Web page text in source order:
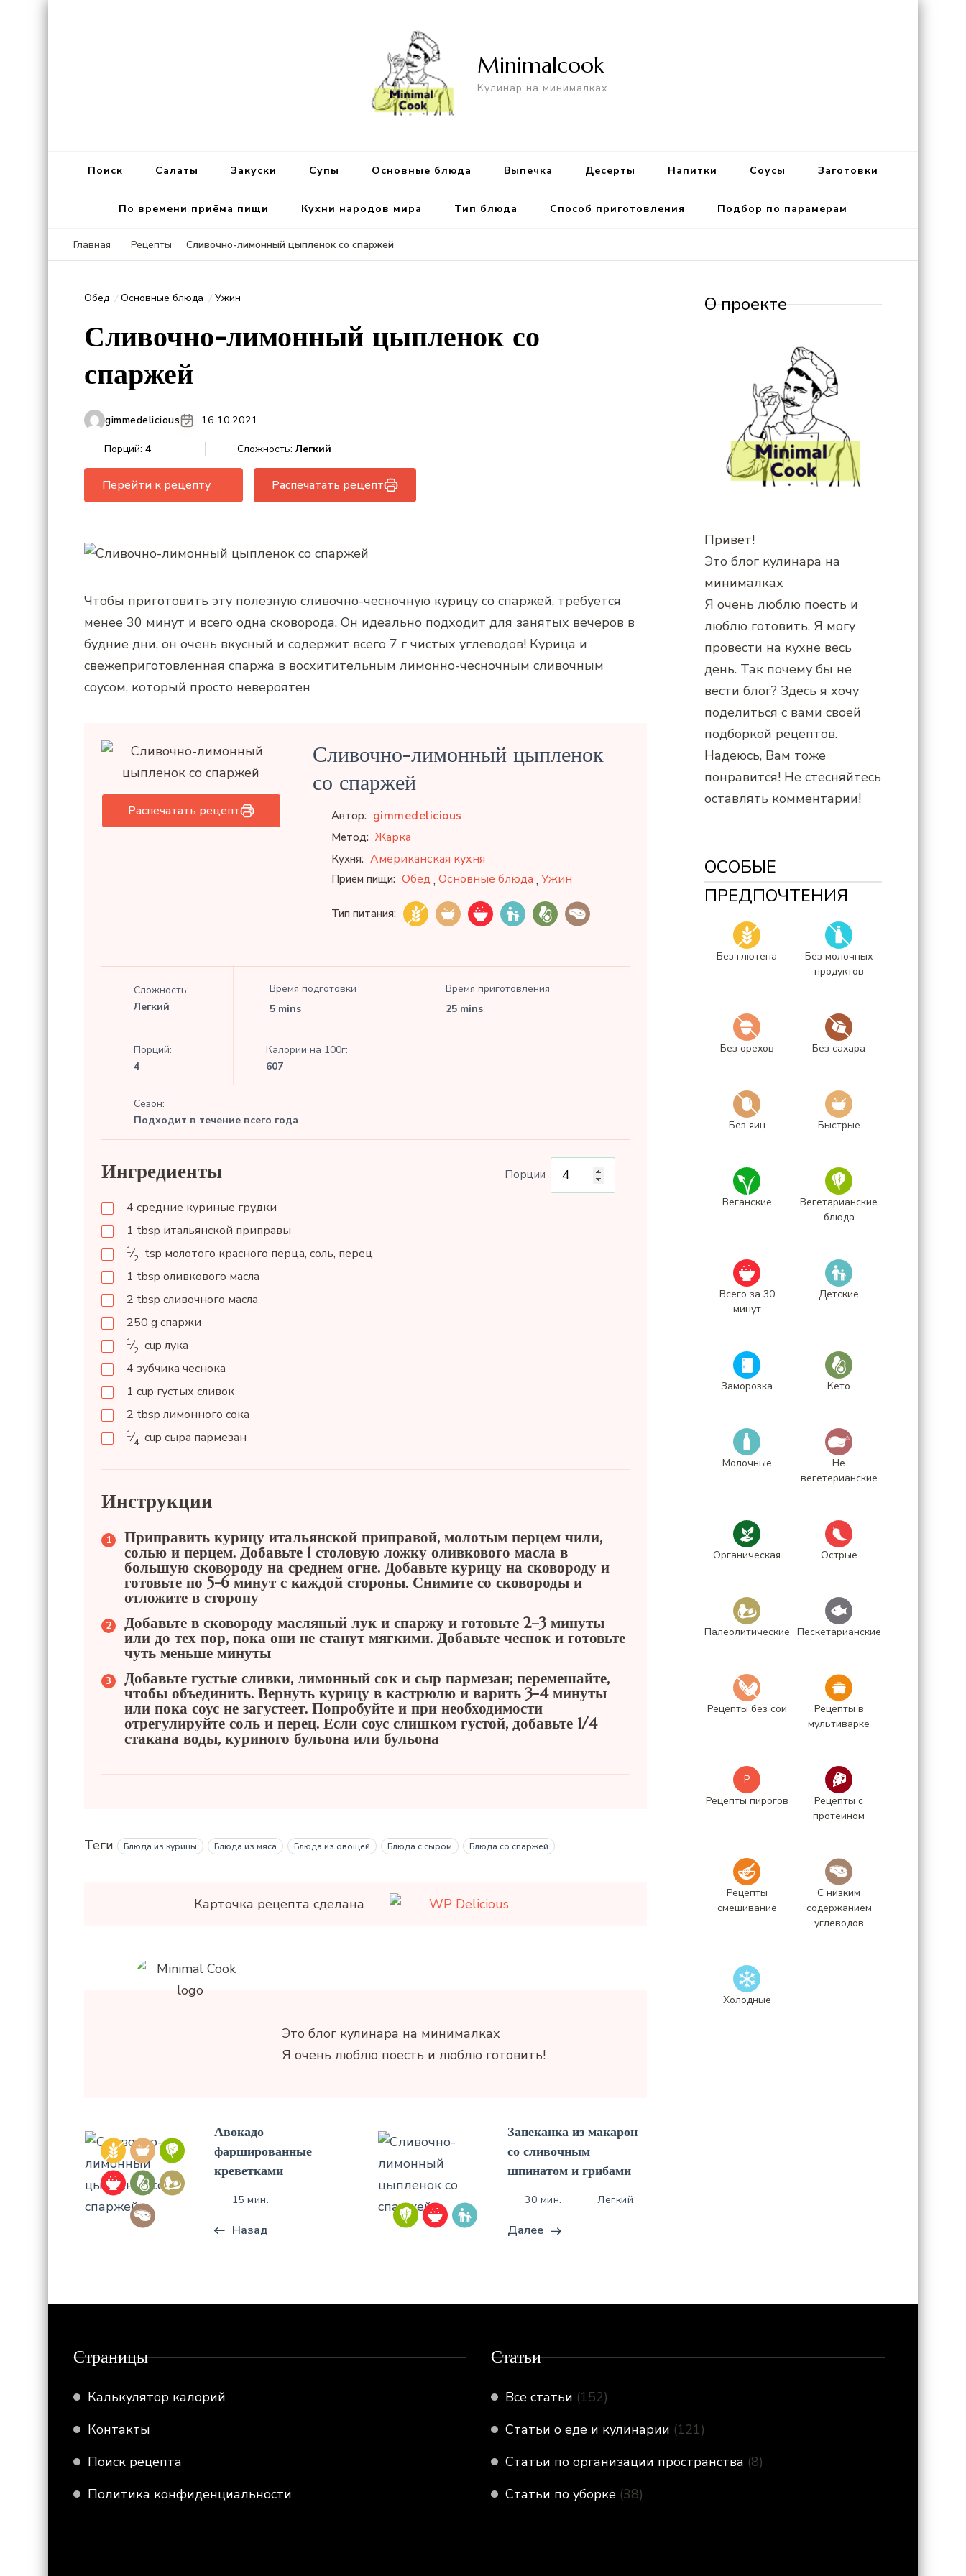
Minimalcook
Кулинар на минималках
Поиск Салаты Закуски Супы Основные блюда Выпечка Десерты Напитки Соусы Заготовки
По времени приёма пищи Кухни народов мира Тип блюда Способ приготовления Подбор по парамерам
Главная Рецепты Сливочно-лимонный цыпленок со спаржей
Обед Основные блюда Ужин
Сливочно-лимонный цыпленок со
спаржей
gimmedelicious 16.10.2021
Порций: 4 Сложность: Легкий
Перейти к рецепту Распечатать рецепт
Чтобы приготовить эту полезную сливочно-чесночную курицу со спаржей, требуется
менее 30 минут и всего одна сковорода. Он идеально подходит для занятых вечеров в
будние дни, он очень вкусный и содержит всего 7 г чистых углеводов! Курица и
свежеприготовленная спаржа в восхитительным лимонно-чесночным сливочным
соусом, который просто невероятен
Распечатать рецепт
Сливочно-лимонный цыпленок
со спаржей
Автор: gimmedelicious
Метод: Жарка
Кухня: Американская кухня
Прием пищи: Обед ,Основные блюда ,Ужин
Тип питания:
Сложность:
Легкий
Время подготовки
5 mins
Время приготовления
25 mins
Порций:
4
Калории на 100г:
607
Сезон:
Подходит в течение всего года
Ингредиенты Порции
4 средние куриные грудки
1 tbsp итальянской приправы
1⁄2 tsp молотого красного перца, соль, перец
1 tbsp оливкового масла
2 tbsp сливочного масла
250 g спаржи
1⁄2 cup лука
4 зубчика чеснока
1 cup густых сливок
2 tbsp лимонного сока
1⁄4 cup сыра пармезан
Инструкции
Приправить курицу итальянской приправой, молотым перцем чили,
солью и перцем. Добавьте 1 столовую ложку оливкового масла в
большую сковороду на среднем огне. Добавьте курицу на сковороду и
готовьте по 5-6 минут с каждой стороны. Снимите со сковороды и
отложите в сторону
Добавьте в сковороду масляный лук и спаржу и готовьте 2–3 минуты
или до тех пор, пока они не станут мягкими. Добавьте чеснок и готовьте
чуть меньше минуты
Добавьте густые сливки, лимонный сок и сыр пармезан; перемешайте,
чтобы объединить. Вернуть курицу в кастрюлю и варить 3-4 минуты
или пока соус не загустеет. Попробуйте и при необходимости
отрегулируйте соль и перец. Если соус слишком густой, добавьте 1/4
стакана воды, куриного бульона или бульона
Теги Блюда из курицы Блюда из мяса Блюда из овощей Блюда с сыром Блюда со спаржей
Карточка рецепта сделана
Это блог кулинара на минималках
Я очень люблю поесть и люблю готовить!
Авокадо
фаршированные
креветками
15 мин.
Назад
Запеканка из макарон
со сливочным
шпинатом и грибами
30 мин. Легкий
Далее
О проекте
Привет!
Это блог кулинара на
минималках
Я очень люблю поесть и
люблю готовить. Я могу
провести на кухне весь
день. Так почему бы не
вести блог? Здесь я хочу
поделиться с вами своей
подборкой рецептов.
Надеюсь, Вам тоже
понравится! Не стесняйтесь
оставлять комментарии!
ОСОБЫЕ
ПРЕДПОЧТЕНИЯ
Без глютена
Без молочных
продуктов
Без орехов Без сахара
Без яиц Быстрые
Веганские
Вегетарианские
блюда
Всего за 30
минут
Детские
Заморозка Кето
Молочные
Не
вегетерианские
Органическая Острые
Палеолитические Пескетарианские
Рецепты без сои
Рецепты в
мультиварке
Р
Рецепты пирогов
Рецепты с
протеином
Рецепты
смешивание
С низким
содержанием
углеводов
Холодные
Страницы
Калькулятор калорий
Контакты
Поиск рецепта
Политика конфиденциальности
Статьи
Все статьи (152)
Статьи о еде и кулинарии (121)
Статьи по организации пространства (8)
Статьи по уборке (38)